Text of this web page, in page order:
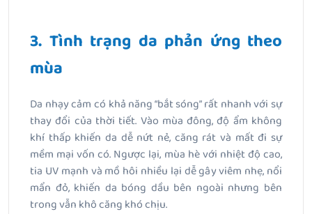
3. Tình trạng da phản ứng theo
mùa
Da nhạy cảm có khả năng “bắt sóng” rất nhanh với sự
thay đổi của thời tiết. Vào mùa đông, độ ẩm không
khí thấp khiến da dễ nứt nẻ, căng rát và mất đi sự
mềm mại vốn có. Ngược lại, mùa hè với nhiệt độ cao,
tia UV mạnh và mồ hôi nhiều lại dễ gây viêm nhẹ, nổi
mẩn đỏ, khiến da bóng dầu bên ngoài nhưng bên
trong vẫn khô căng khó chịu.